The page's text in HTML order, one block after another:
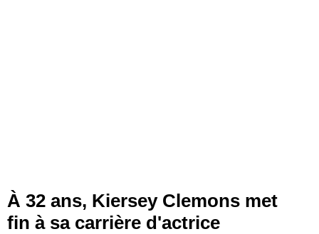
À 32 ans, Kiersey Clemons met
fin à sa carrière d'actrice